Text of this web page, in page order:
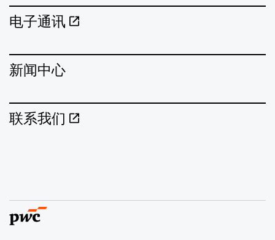
电子通讯
新闻中心
联系我们